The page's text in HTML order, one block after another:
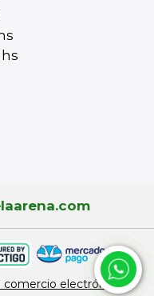
comercio electrónico